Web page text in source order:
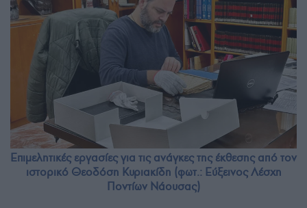
Επιμελητικές εργασίες για τις ανάγκες της έκθεσης από τον
ιστορικό Θεοδόση Κυριακίδη (φωτ.: Εύξεινος Λέσχη
Ποντίων Νάουσας)